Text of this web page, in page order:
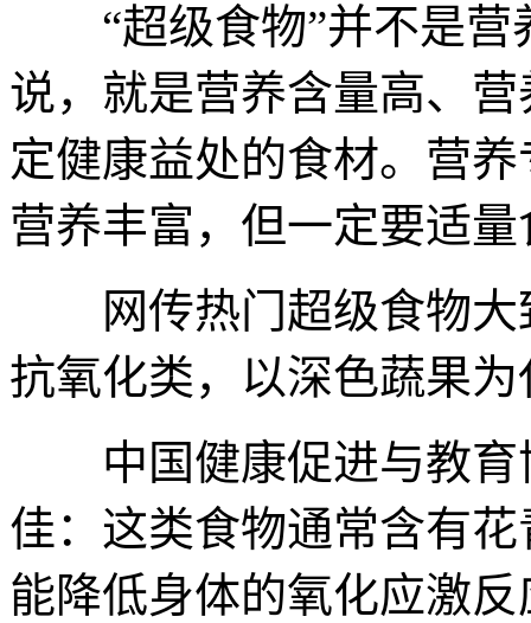
“超级食物”并不是营
说，就是营养含量高、
定健康益处的食材。营
营养丰富，但一定要适
网传热门超级食物大
抗氧化类，以深色蔬果为
中国健康促进与教育
佳：这类食物通常含有
能降低身体的氧化应激